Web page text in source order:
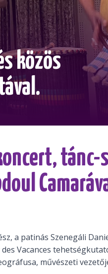
közös
tánc-
a patinás Szenegáli
Vacances
művészeti